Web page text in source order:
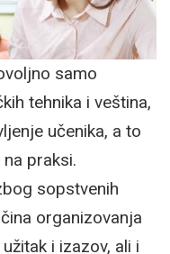
samo
tehnika i veština,
učenika, a to
praksi.
sopstvenih
organizovanja
i izazov, ali i